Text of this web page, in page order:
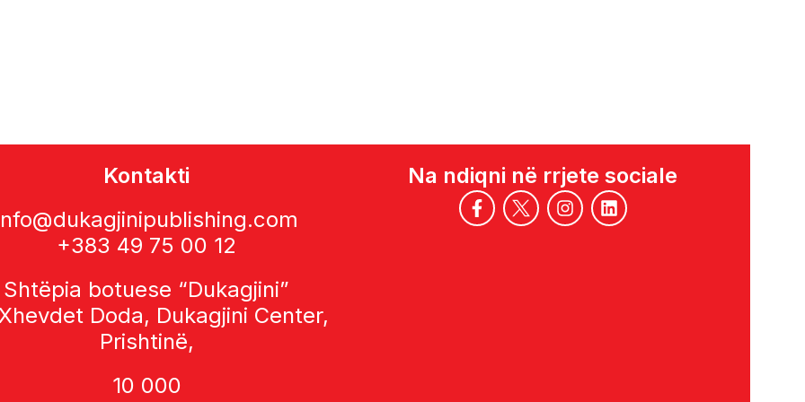
Kontakti
+383 49 75 00 12
Shtëpia botuese “Dukagjini”
Doda, Dukagjini Center,
Prishtinë,
10 000
Na ndiqni në rrjete sociale